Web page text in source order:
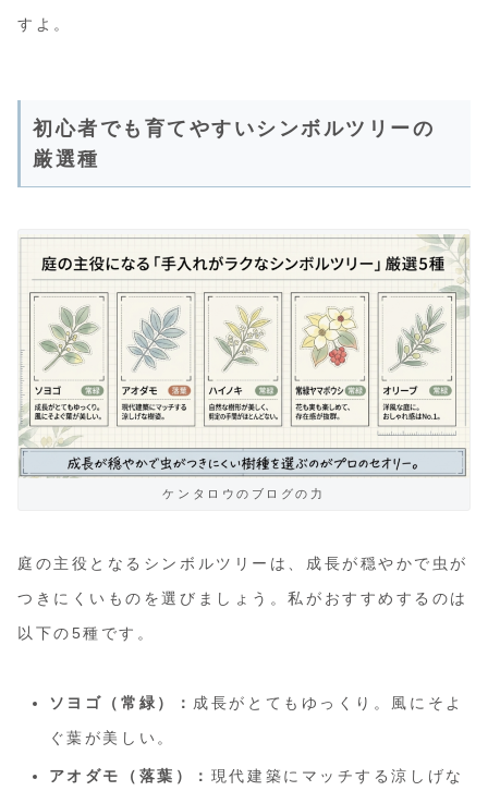
すよ。
初心者でも育てやすいシンボルツリーの
厳選種
ケンタロウのブログの力
庭の主役となるシンボルツリーは、成長が穏やかで虫が
つきにくいものを選びましょう。私がおすすめするのは
以下の5種です。
ソヨゴ（常緑）： 成長がとてもゆっくり。風にそよ
ぐ葉が美しい。
アオダモ（落葉）： 現代建築にマッチする涼しげな